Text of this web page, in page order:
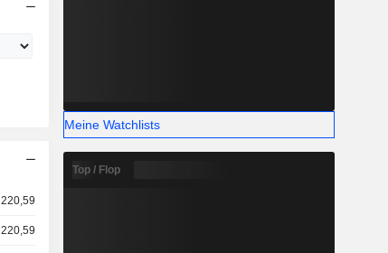
220,59
220,59
Meine Watchlists
Top / Flop